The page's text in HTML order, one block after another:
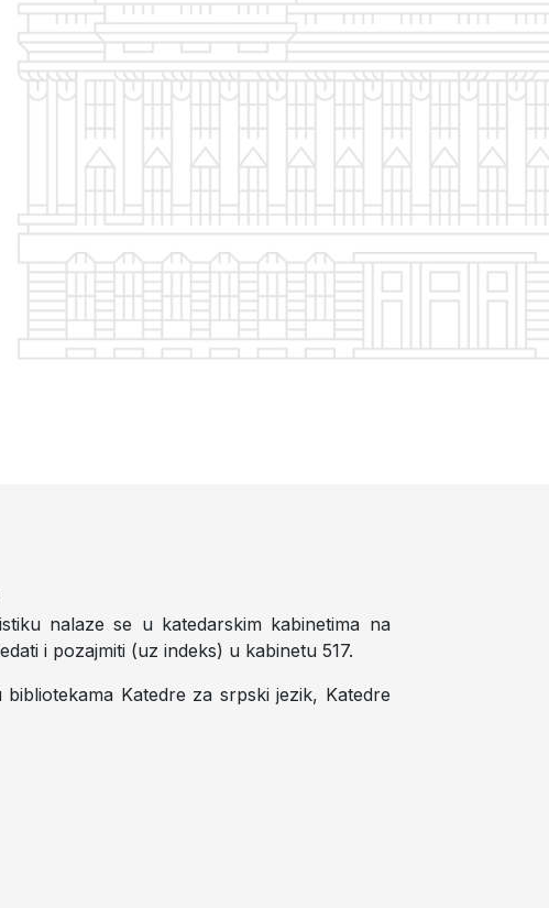
nalaze se u katedarskim kabinetima na
i pozajmiti (uz indeks) u kabinetu 517.
Katedre za srpski jezik, Katedre